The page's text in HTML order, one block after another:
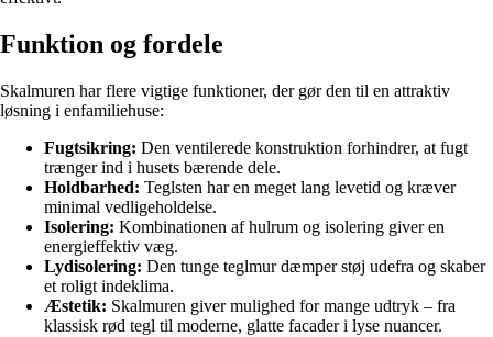
Funktion og fordele
Skalmuren har flere vigtige funktioner, der gør den til en attraktiv
løsning i enfamiliehuse:
Fugtsikring: Den ventilerede konstruktion forhindrer, at fugt
trænger ind i husets bærende dele.
Holdbarhed: Teglsten har en meget lang levetid og kræver
minimal vedligeholdelse.
Isolering: Kombinationen af hulrum og isolering giver en
energieffektiv væg.
Lydisolering: Den tunge teglmur dæmper støj udefra og skaber
et roligt indeklima.
Æstetik: Skalmuren giver mulighed for mange udtryk – fra
klassisk rød tegl til moderne, glatte facader i lyse nuancer.